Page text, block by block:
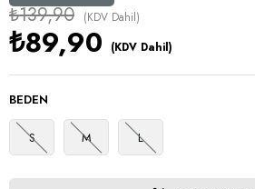
₺139,90 (KDV Dahil)
₺89,90 (KDV Dahil)
BEDEN
S M L